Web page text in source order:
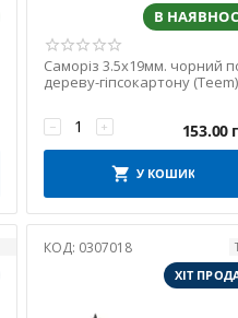
В
Саморіз 3.5х19мм. чорний
дереву-гіпсокартону (Teem)
+
− 153.00
У КОШИК
КОД: 0307018
ХІТ